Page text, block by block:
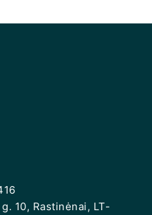
10, Rastinėnai, LT-